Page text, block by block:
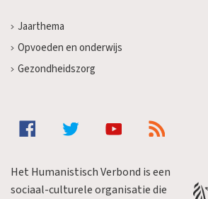
Jaarthema
Opvoeden en onderwijs
Gezondheidszorg
Het Humanistisch Verbond is een
sociaal-culturele organisatie die